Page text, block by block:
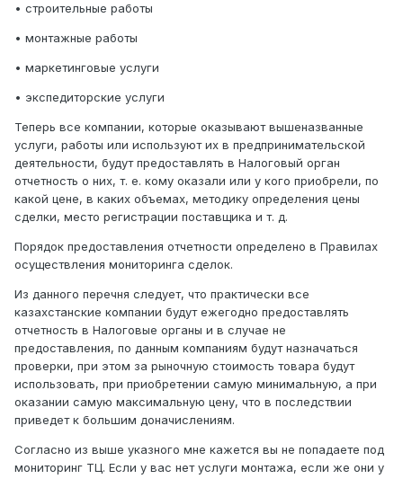
• строительные работы
• монтажные работы
• маркетинговые услуги
• экспедиторские услуги
Теперь все компании, которые оказывают вышеназванные
услуги, работы или используют их в предпринимательской
деятельности, будут предоставлять в Налоговый орган
отчетность о них, т. е. кому оказали или у кого приобрели, по
какой цене, в каких объемах, методику определения цены
сделки, место регистрации поставщика и т. д.
Порядок предоставления отчетности определено в Правилах
осуществления мониторинга сделок.
Из данного перечня следует, что практически все
казахстанские компании будут ежегодно предоставлять
отчетность в Налоговые органы и в случае не
предоставления, по данным компаниям будут назначаться
проверки, при этом за рыночную стоимость товара будут
использовать, при приобретении самую минимальную, а при
оказании самую максимальную цену, что в последствии
приведет к большим доначислениям.
Согласно из выше указного мне кажется вы не попадаете под
мониторинг ТЦ. Если у вас нет услуги монтажа, если же они у